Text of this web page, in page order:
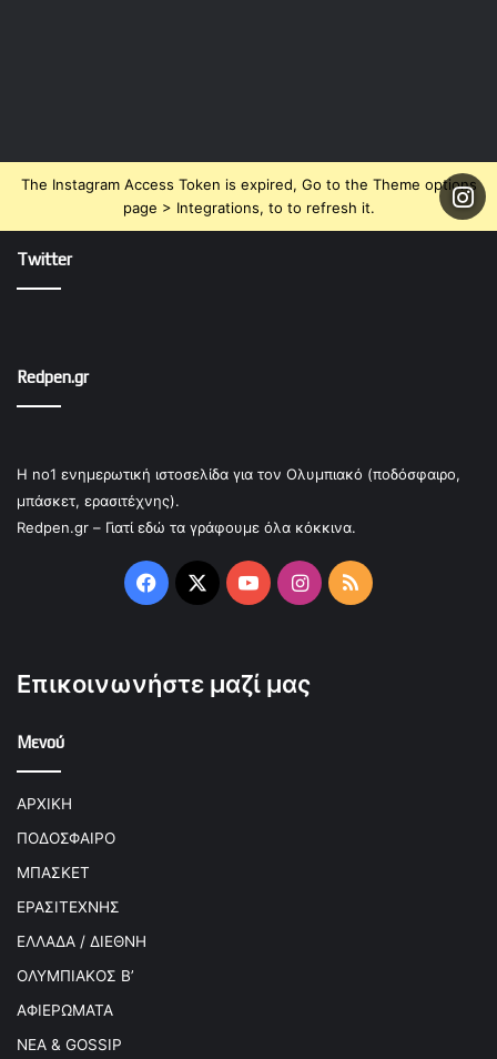
The Instagram Access Token is expired, Go to the Theme options
page > Integrations, to to refresh it.
Twitter
Redpen.gr
Η no1 ενημερωτική ιστοσελίδα για τον Ολυμπιακό (ποδόσφαιρο,
μπάσκετ, ερασιτέχνης).
Redpen.gr – Γιατί εδώ τα γράφουμε όλα κόκκινα.
Facebook
X YouTubeInstagram
RSS
Επικοινωνήστε μαζί μας
Μενού
ΑΡΧΙΚΗ
ΠΟΔΟΣΦΑΙΡΟ
ΜΠΑΣΚΕΤ
ΕΡΑΣΙΤΕΧΝΗΣ
ΕΛΛΑΔΑ / ΔΙΕΘΝΗ
ΟΛΥΜΠΙΑΚΟΣ Β’
ΑΦΙΕΡΩΜΑΤΑ
ΝΕΑ & GOSSIP